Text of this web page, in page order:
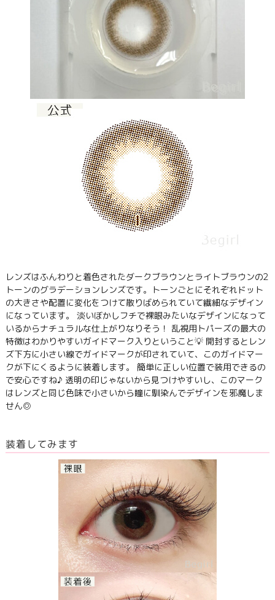
レンズはふんわりと着色されたダークブラウンとライトブラウンの2
トーンのグラデーションレンズです。トーンごとにそれぞれドット
の大きさや配置に変化をつけて散りばめられていて繊細なデザイン
になっています。 淡いぼかしフチで裸眼みたいなデザインになって
いるからナチュラルな仕上がりなりそう！ 乱視用トパーズの最大の
特徴はわかりやすいガイドマーク入りということ💡 開封するとレン
ズ下方に小さい線でガイドマークが印されていて、このガイドマー
クが下にくるように装着します。 簡単に正しい位置で装用できるの
で安心ですね♪ 透明の印じゃないから見つけやすいし、このマーク
はレンズと同じ色味で小さいから瞳に馴染んでデザインを邪魔しま
せん◎
装着してみます